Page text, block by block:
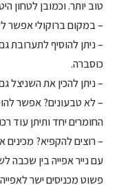
טוב יותר. וכמובן לטחון
– במקום ברוקולי אפשר לשים 1 כוס גרגירי תירס
– ניתן להוסיף לתערובת
כוסברה.
– ניתן להכין את השניצל
– לא טבעונים? אפשר
החומרים יחד ותיתן עוד
– רוצים להקפיא? מכינים
עם נייר אפייה בין שכבה
פשוט מכניסים ישר